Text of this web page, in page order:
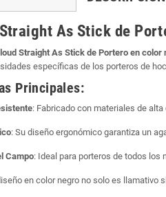
As Stick de
Straight As Stick de Portero en color
específicas de los porteros de
Principales:
: Fabricado con materiales de
: Su diseño ergonómico garantiza un
Campo: Ideal para porteros de todos
en color negro no solo es